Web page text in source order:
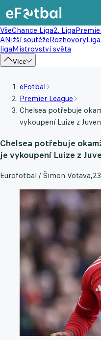
VšeChance Liga2. Liga
ANižší soutěžeRozhovory
ligaMistrovství světa
Více
eFotbal
Premier League
Chelsea potřebuje
vykoupení Luize z
Chelsea potřebuje
je vykoupení Luize z
Eurofotbal / Šimon Votava,